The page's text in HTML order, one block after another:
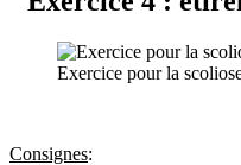
Exercice pour la
Consignes: